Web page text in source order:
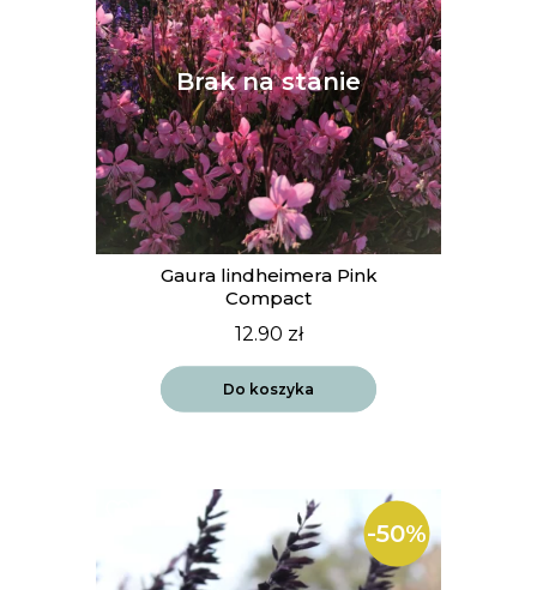
Gaura lindheimera Pink
Compact
12.90 zł
Do koszyka
-50%